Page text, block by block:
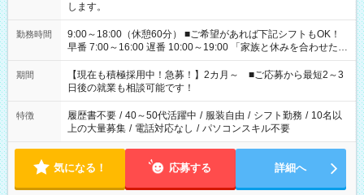
します。
勤務時間
9:00～18:00（休憩60分） ■ご希望があれば下記シフトもOK！
早番 7:00～16:00 遅番 10:00～19:00 「家族と休みを合わせた
い」 「余裕を持って夕飯の準備がしたい」 「できれば残業はし
たくない」 など、ご希望を教えてくださいね。 ※Wワーク希望
の方へ 今ご覧のお仕事で希望する勤務時間と、もう1つのお仕事
の勤務時間。 合計で週40時間を超える場合は応募できません。
期間
【現在も積極採用中！急募！】2カ月～ ■ご応募から最短2～3
日後の就業も相談可能です！
特徴 履歴書不要 / 40～50代活躍中 / 服装自由 / シフト勤務 / 10名以
上の大量募集 / 電話対応なし / パソコンスキル不要
気になる！ 応募する 詳細へ